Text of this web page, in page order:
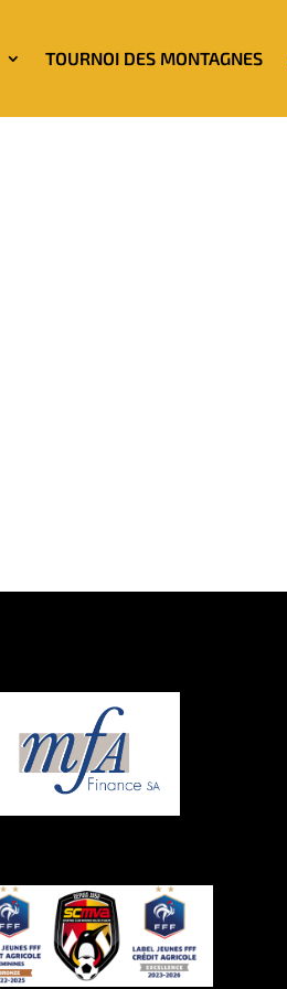
TOURNOI DES MONTAGNES